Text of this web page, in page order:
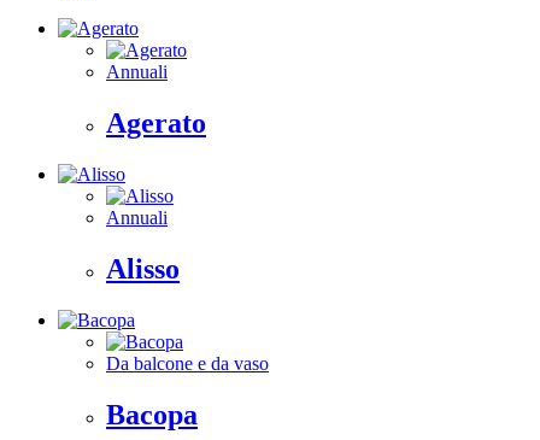
Annuali
Agerato
Annuali
Alisso
Da balcone e da vaso
Bacopa